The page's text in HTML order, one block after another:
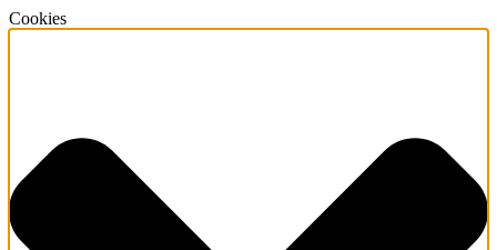
Cookies